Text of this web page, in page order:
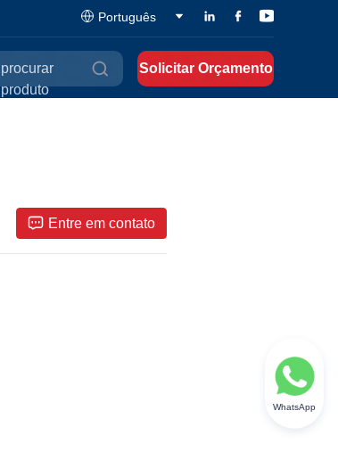
Português
procurar
produto
Solicitar Orçamento
Entre em contato
WhatsApp